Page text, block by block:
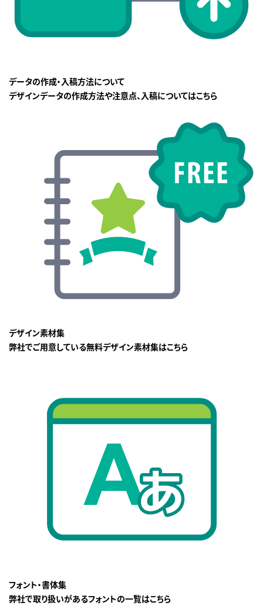
データの作成・入稿方法について
デザインデータの作成方法や注意点、入稿についてはこちら
デザイン素材集
弊社でご用意している無料デザイン素材集はこちら
フォント・書体集
弊社で取り扱いがあるフォントの一覧はこちら